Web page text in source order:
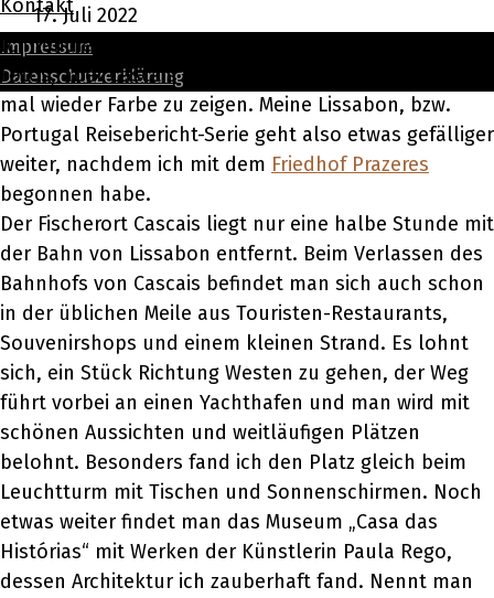
Kontakt
Impressum
Datenschutzerklärung
17. Juli 2022
Ich tendiere in letzter Zeit sehr zu Schwarz-Weiß
Fotos, aber Cascais habe ich als Anlass genommen,
mal wieder Farbe zu zeigen. Meine Lissabon, bzw.
Portugal Reisebericht-Serie geht also etwas gefälliger
weiter, nachdem ich mit dem Friedhof Prazeres
begonnen habe.
Der Fischerort Cascais liegt nur eine halbe Stunde mit
der Bahn von Lissabon entfernt. Beim Verlassen des
Bahnhofs von Cascais befindet man sich auch schon
in der üblichen Meile aus Touristen-Restaurants,
Souvenirshops und einem kleinen Strand. Es lohnt
sich, ein Stück Richtung Westen zu gehen, der Weg
führt vorbei an einen Yachthafen und man wird mit
schönen Aussichten und weitläufigen Plätzen
belohnt. Besonders fand ich den Platz gleich beim
Leuchtturm mit Tischen und Sonnenschirmen. Noch
etwas weiter findet man das Museum „Casa das
Histórias“ mit Werken der Künstlerin Paula Rego,
dessen Architektur ich zauberhaft fand. Nennt man